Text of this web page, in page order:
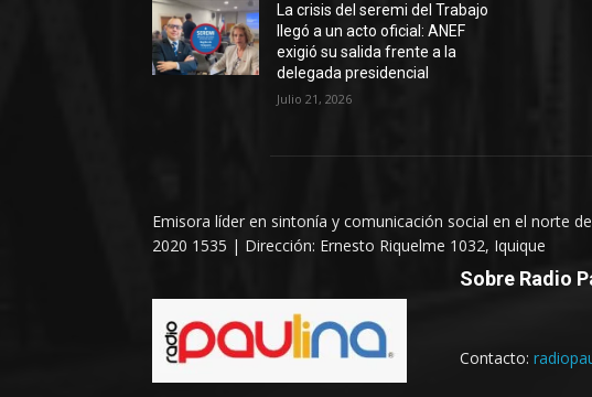
La crisis del seremi del Trabajo
llegó a un acto oficial: ANEF
exigió su salida frente a la
delegada presidencial
Julio 21, 2026
Emisora líder en sintonía y comunicación social en el norte
2020 1535 | Dirección: Ernesto Riquelme 1032, Iquique
Sobre Radio
Contacto: